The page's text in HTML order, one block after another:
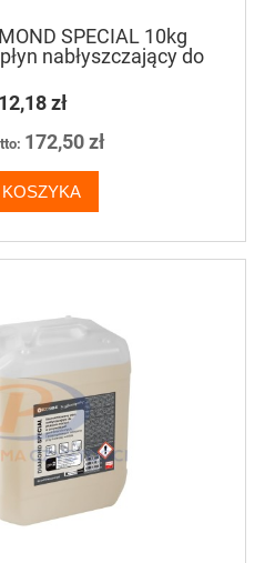
SPECIAL 10kg
nabłyszczający do
naczyń
zł
172,50 zł